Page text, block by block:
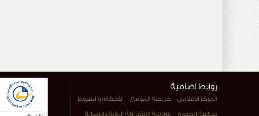
روابط اضافية
المركز الاعلامي خريطة الموقع الأحكام والشروط
سياسة الجودة سياسة استمرارية الرؤية والرسالة